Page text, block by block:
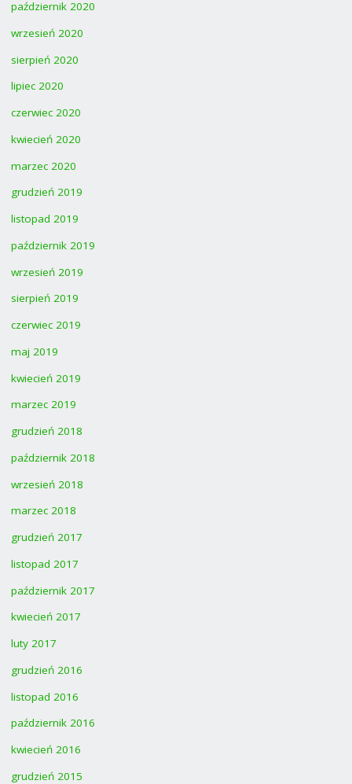
październik 2020
wrzesień 2020
sierpień 2020
lipiec 2020
czerwiec 2020
kwiecień 2020
marzec 2020
grudzień 2019
listopad 2019
październik 2019
wrzesień 2019
sierpień 2019
czerwiec 2019
maj 2019
kwiecień 2019
marzec 2019
grudzień 2018
październik 2018
wrzesień 2018
marzec 2018
grudzień 2017
listopad 2017
październik 2017
kwiecień 2017
luty 2017
grudzień 2016
listopad 2016
październik 2016
kwiecień 2016
grudzień 2015